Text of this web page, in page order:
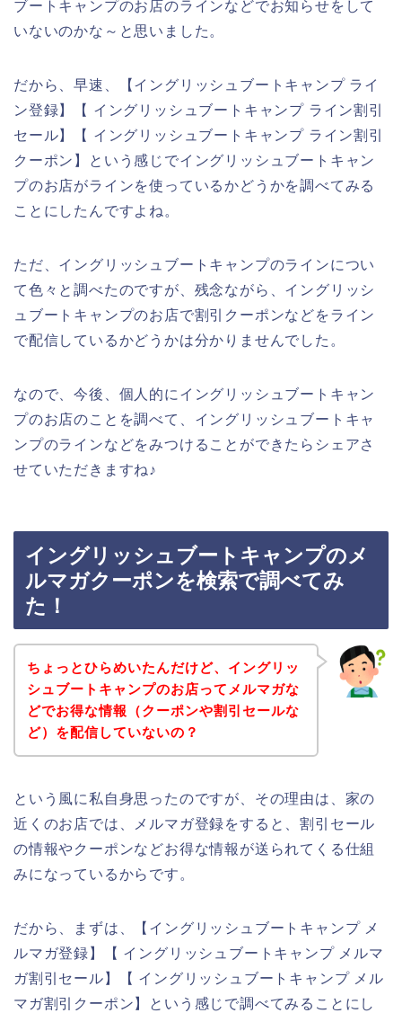
ブートキャンプのお店のラインなどでお知らせをして
いないのかな～と思いました。
だから、早速、【イングリッシュブートキャンプ ライ
ン登録】【 イングリッシュブートキャンプ ライン割引
セール】【 イングリッシュブートキャンプ ライン割引
クーポン】という感じでイングリッシュブートキャン
プのお店がラインを使っているかどうかを調べてみる
ことにしたんですよね。
ただ、イングリッシュブートキャンプのラインについ
て色々と調べたのですが、残念ながら、イングリッシ
ュブートキャンプのお店で割引クーポンなどをライン
で配信しているかどうかは分かりませんでした。
なので、今後、個人的にイングリッシュブートキャン
プのお店のことを調べて、イングリッシュブートキャ
ンプのラインなどをみつけることができたらシェアさ
せていただきますね♪
イングリッシュブートキャンプのメ
ルマガクーポンを検索で調べてみ
た！
ちょっとひらめいたんだけど、イングリッ
シュブートキャンプのお店ってメルマガな
どでお得な情報（クーポンや割引セールな
ど）を配信していないの？
という風に私自身思ったのですが、その理由は、家の
近くのお店では、メルマガ登録をすると、割引セール
の情報やクーポンなどお得な情報が送られてくる仕組
みになっているからです。
だから、まずは、【イングリッシュブートキャンプ メ
ルマガ登録】【 イングリッシュブートキャンプ メルマ
ガ割引セール】【 イングリッシュブートキャンプ メル
マガ割引クーポン】という感じで調べてみることにし